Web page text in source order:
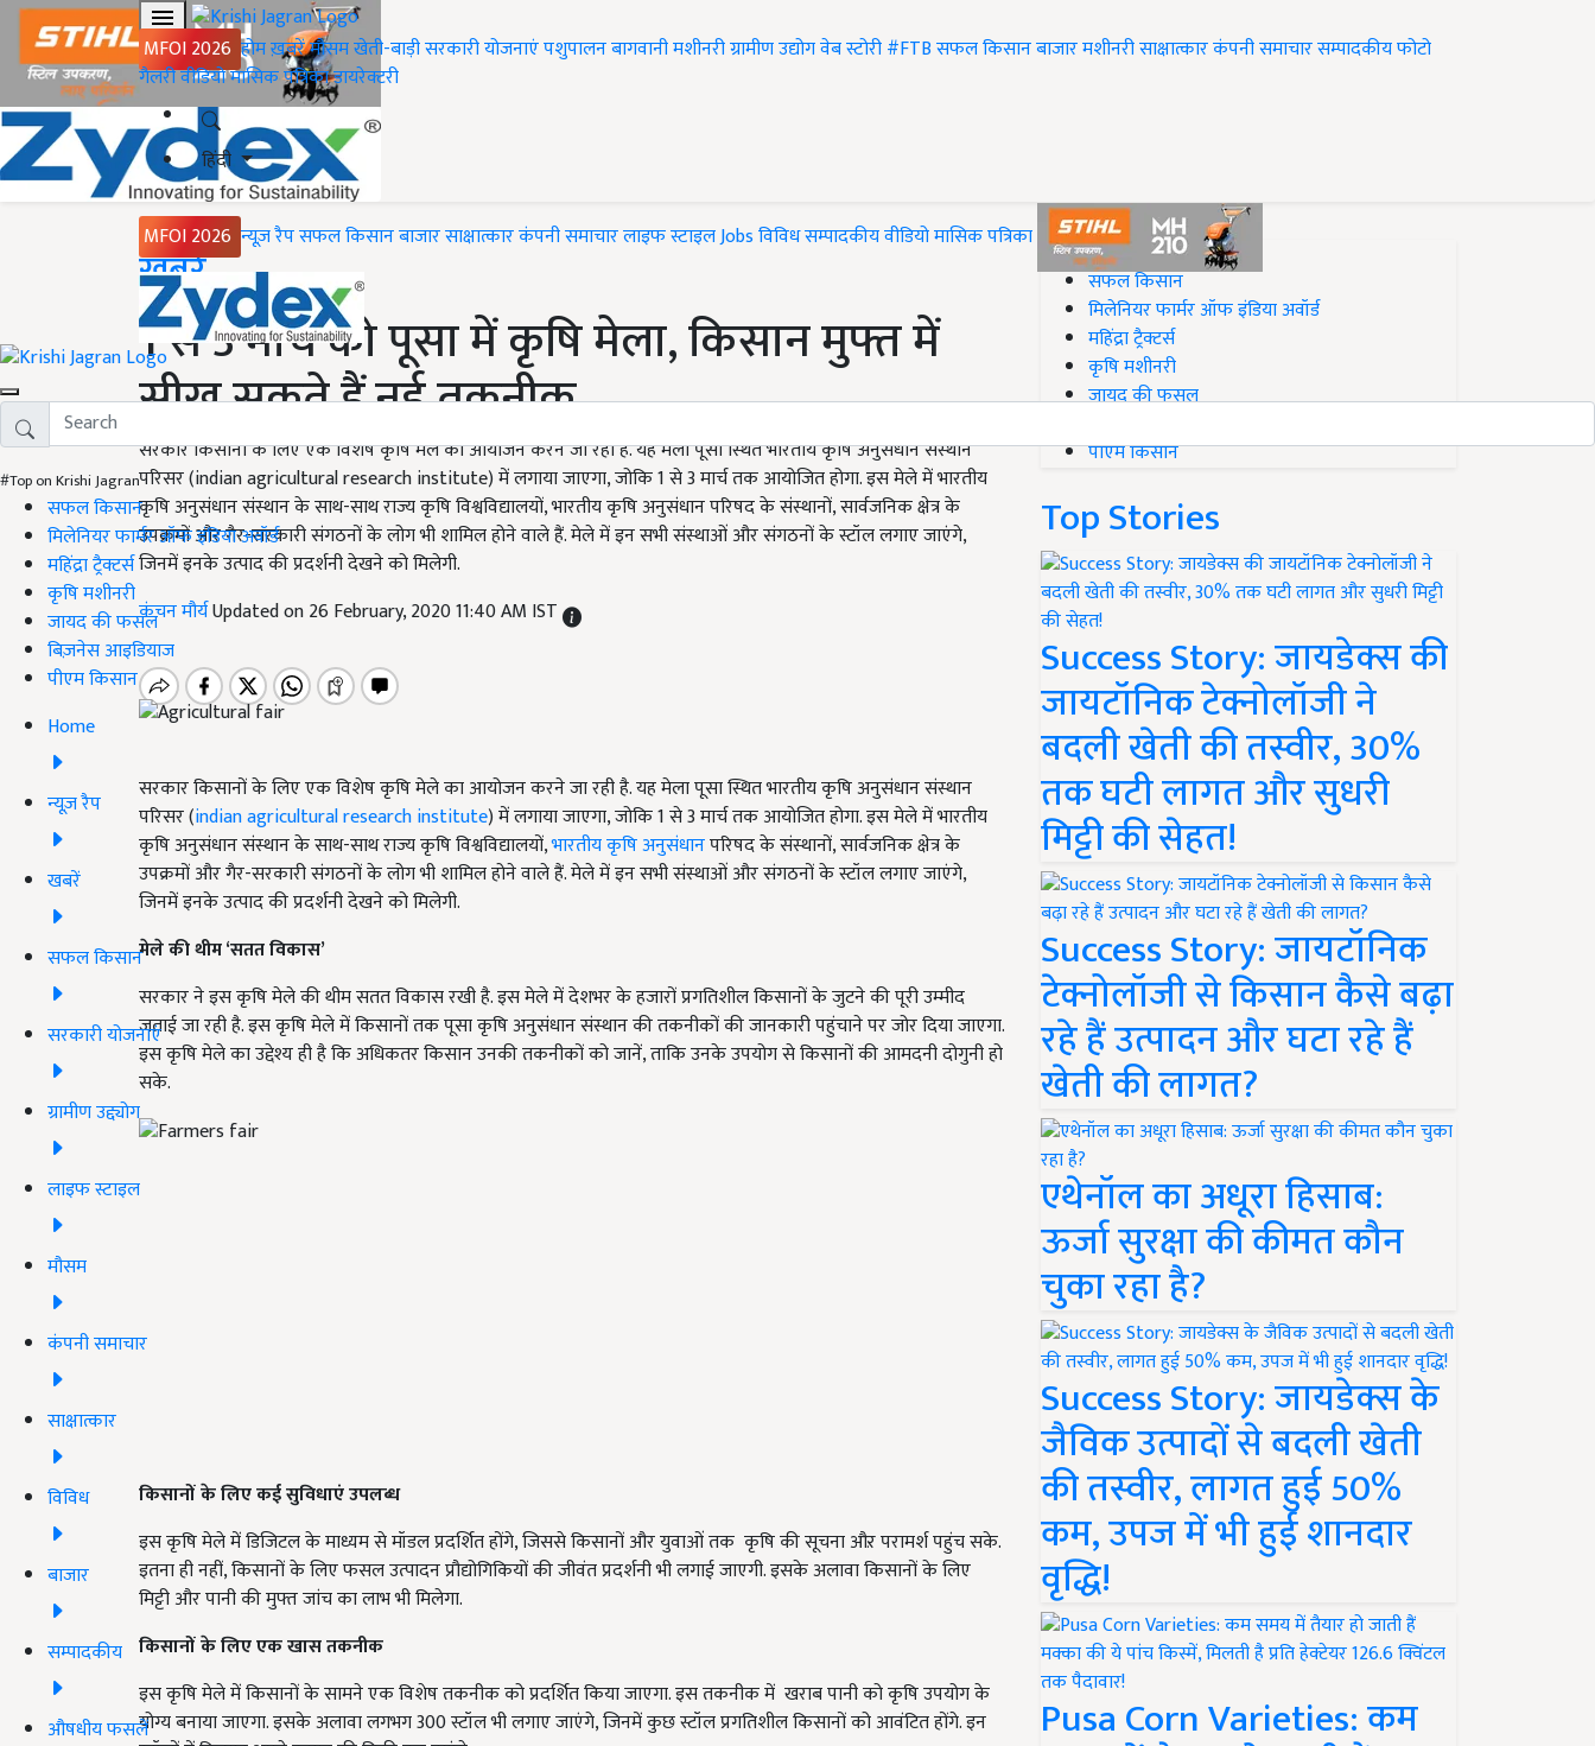
MFOI 2026 होमख़बरेंमौसमखेती-बाड़ीसरकारी योजनाएंपशुपालनबागवानीमशीनरीग्रामीण उद्योगवेब स्टोरी#FTBसफल किसानबाजारमशीनरीसाक्षात्कारकंपनी समाचारसम्पादकीयफोटो
गैलरीवीडियोमासिक पत्रिकाडायरेक्टरी
हिंदी
MFOI 2026 न्यूज़ रैपसफल किसानबाजारसाक्षात्कारकंपनी समाचारलाइफ स्टाइलJobsविविधसम्पादकीयवीडियोमासिक पत्रिका
#Top on Krishi Jagran
सफल किसान
मिलेनियर फार्मर ऑफ इंडिया अवॉर्ड
महिंद्रा ट्रैक्टर्स
कृषि मशीनरी
जायद की फसल
बिज़नेस आइडियाज
पीएम किसान
Home
न्यूज़ रैप
खबरें
सफल किसान
सरकारी योजनाएं
ग्रामीण उद्द्योग
लाइफ स्टाइल
मौसम
कंपनी समाचार
साक्षात्कार
विविध
बाजार
सम्पादकीय
औषधीय फसलें
Home
ख़बरें
1 से 3 मार्च को पूसा में कृषि मेला, किसान मुफ्त में
सीख सकते हैं नई तकनीक
सरकार किसानों के लिए एक विशेष कृषि मेले का आयोजन करने जा रही है. यह मेला पूसा स्थित भारतीय कृषि अनुसंधान संस्थान
परिसर (indian agricultural research institute) में लगाया जाएगा, जोकि 1 से 3 मार्च तक आयोजित होगा. इस मेले में भारतीय
कृषि अनुसंधान संस्थान के साथ-साथ राज्य कृषि विश्वविद्यालयों, भारतीय कृषि अनुसंधान परिषद के संस्थानों, सार्वजनिक क्षेत्र के
उपक्रमों और गैर-सरकारी संगठनों के लोग भी शामिल होने वाले हैं. मेले में इन सभी संस्थाओं और संगठनों के स्टॉल लगाए जाएंगे,
जिनमें इनके उत्पाद की प्रदर्शनी देखने को मिलेगी.
कंचन मौर्यUpdated on 26 February, 2020 11:40 AM IST
सरकार किसानों के लिए एक विशेष कृषि मेले का आयोजन करने जा रही है. यह मेला पूसा स्थित भारतीय कृषि अनुसंधान संस्थान
परिसर (indian agricultural research institute) में लगाया जाएगा, जोकि 1 से 3 मार्च तक आयोजित होगा. इस मेले में भारतीय
कृषि अनुसंधान संस्थान के साथ-साथ राज्य कृषि विश्वविद्यालयों,भारतीय कृषि अनुसंधानपरिषद के संस्थानों, सार्वजनिक क्षेत्र के
उपक्रमों और गैर-सरकारी संगठनों के लोग भी शामिल होने वाले हैं. मेले में इन सभी संस्थाओं और संगठनों के स्टॉल लगाए जाएंगे,
जिनमें इनके उत्पाद की प्रदर्शनी देखने को मिलेगी.
मेले की थीम‘सतत विकास’
सरकार ने इस कृषि मेले की थीम सतत विकास रखी है. इस मेले में देशभर के हजारों प्रगतिशील किसानों के जुटने की पूरी उम्मीद
जताई जा रही है. इस कृषि मेले में किसानों तक पूसा कृषि अनुसंधान संस्थान की तकनीकों की जानकारी पहुंचाने पर जोर दिया जाएगा.
इस कृषि मेले का उद्देश्य ही है कि अधिकतर किसान उनकी तकनीकों को जानें, ताकि उनके उपयोग से किसानों की आमदनी दोगुनी हो
सके.
किसानों के लिए कई सुविधाएं उपलब्ध
इस कृषि मेले में डिजिटल के माध्यम से मॉडल प्रदर्शित होंगे, जिससे किसानों और युवाओं तक कृषि की सूचना औऱ परामर्श पहुंच सके.
इतना ही नहीं, किसानों के लिए फसल उत्पादन प्रौद्योगिकियों की जीवंत प्रदर्शनी भी लगाई जाएगी. इसके अलावा किसानों के लिए
मिट्टी और पानी की मुफ्त जांच का लाभ भी मिलेगा.
किसानों के लिए एक खास तकनीक
इस कृषि मेले में किसानों के सामने एक विशेष तकनीक को प्रदर्शित किया जाएगा. इस तकनीक में खराब पानी को कृषि उपयोग के
योग्य बनाया जाएगा. इसके अलावा लगभग 300 स्टॉल भी लगाए जाएंगे, जिनमें कुछ स्टॉल प्रगतिशील किसानों को आवंटित होंगे. इन
#Top on Krishi Jagran
सफल किसान
मिलेनियर फार्मर ऑफ इंडिया अवॉर्ड
महिंद्रा ट्रैक्टर्स
कृषि मशीनरी
जायद की फसल
पीएम किसान
Top Stories
Success Story: जायडेक्स की
जायटॉनिक टेक्नोलॉजी ने
बदली खेती की तस्वीर, 30%
तक घटी लागत और सुधरी
मिट्टी की सेहत!
Success Story: जायटॉनिक
टेक्नोलॉजी से किसान कैसे बढ़ा
रहे हैं उत्पादन और घटा रहे हैं
खेती की लागत?
एथेनॉल का अधूरा हिसाब:
ऊर्जा सुरक्षा की कीमत कौन
चुका रहा है?
Success Story: जायडेक्स के
जैविक उत्पादों से बदली खेती
की तस्वीर, लागत हुई 50%
कम, उपज में भी हुई शानदार
वृद्धि!
Pusa Corn Varieties: कम